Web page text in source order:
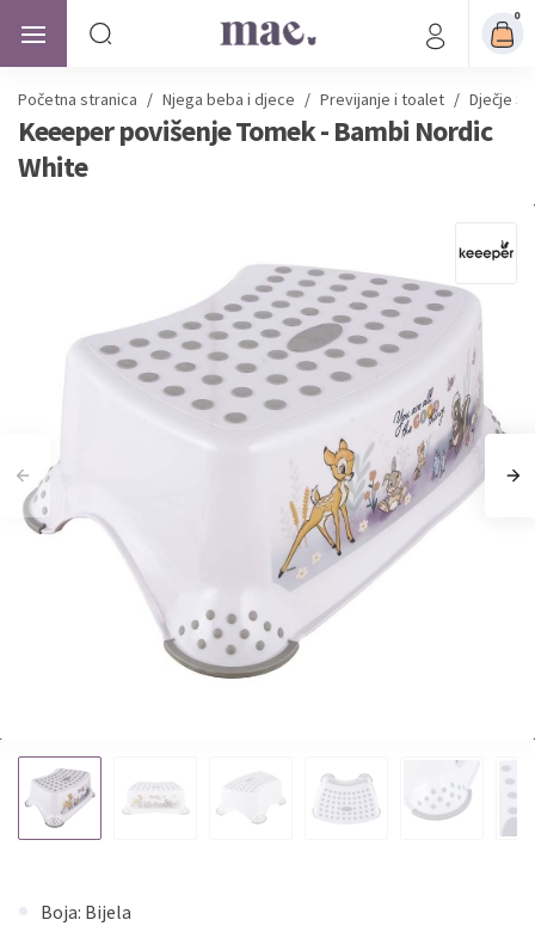
0
Početna stranica / Njega beba i djece / Previjanje i toalet / Dječje
Keeeper povišenje Tomek - Bambi Nordic
White
Boja: Bijela